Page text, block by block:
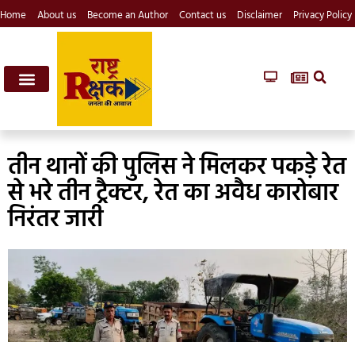
Home About us Become an Author Contact us Disclaimer Privacy Policy
तीन थानों की पुलिस ने मिलकर पकड़े रेत
से भरे तीन ट्रैक्टर, रेत का अवैध कारोबार
निरंतर जारी